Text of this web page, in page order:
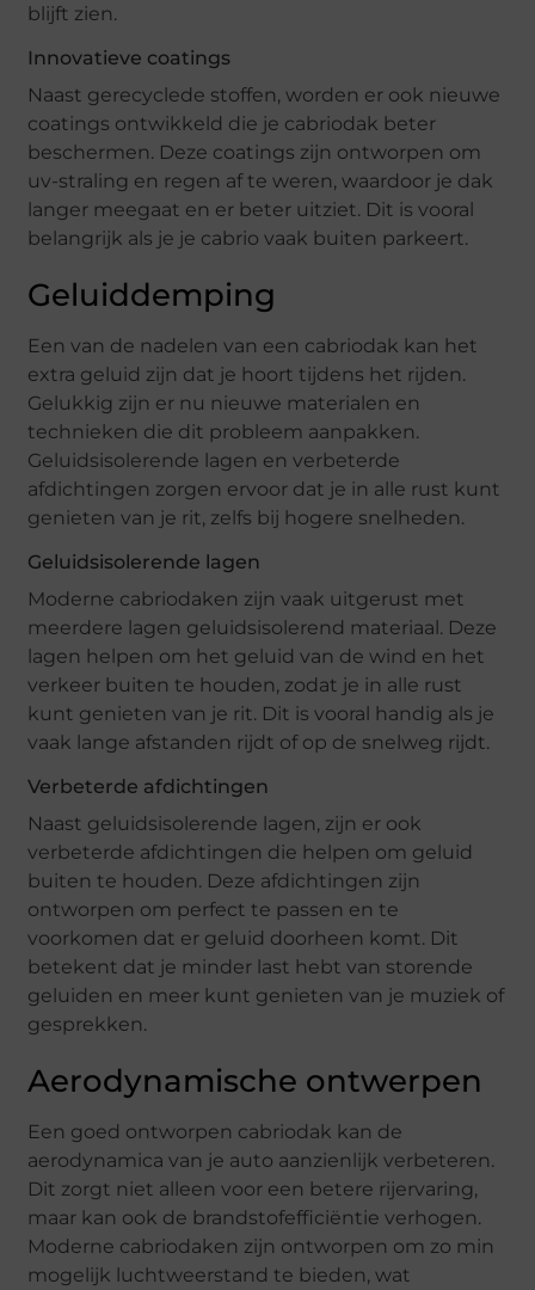
blijft zien.
Innovatieve coatings
Naast gerecyclede stoffen, worden er ook nieuwe
coatings ontwikkeld die je cabriodak beter
beschermen. Deze coatings zijn ontworpen om
uv-straling en regen af te weren, waardoor je dak
langer meegaat en er beter uitziet. Dit is vooral
belangrijk als je je cabrio vaak buiten parkeert.
Geluiddemping
Een van de nadelen van een cabriodak kan het
extra geluid zijn dat je hoort tijdens het rijden.
Gelukkig zijn er nu nieuwe materialen en
technieken die dit probleem aanpakken.
Geluidsisolerende lagen en verbeterde
afdichtingen zorgen ervoor dat je in alle rust kunt
genieten van je rit, zelfs bij hogere snelheden.
Geluidsisolerende lagen
Moderne cabriodaken zijn vaak uitgerust met
meerdere lagen geluidsisolerend materiaal. Deze
lagen helpen om het geluid van de wind en het
verkeer buiten te houden, zodat je in alle rust
kunt genieten van je rit. Dit is vooral handig als je
vaak lange afstanden rijdt of op de snelweg rijdt.
Verbeterde afdichtingen
Naast geluidsisolerende lagen, zijn er ook
verbeterde afdichtingen die helpen om geluid
buiten te houden. Deze afdichtingen zijn
ontworpen om perfect te passen en te
voorkomen dat er geluid doorheen komt. Dit
betekent dat je minder last hebt van storende
geluiden en meer kunt genieten van je muziek of
gesprekken.
Aerodynamische ontwerpen
Een goed ontworpen cabriodak kan de
aerodynamica van je auto aanzienlijk verbeteren.
Dit zorgt niet alleen voor een betere rijervaring,
maar kan ook de brandstofefficiëntie verhogen.
Moderne cabriodaken zijn ontworpen om zo min
mogelijk luchtweerstand te bieden, wat